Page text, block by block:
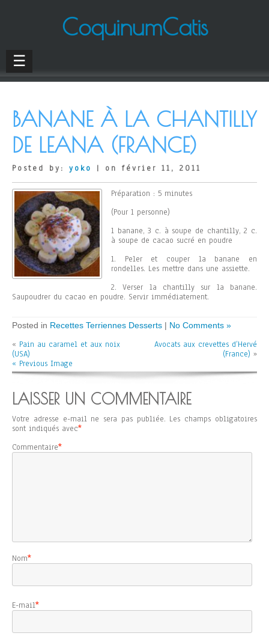
CoquinumCatis
☰
BANANE À LA CHANTILLY
DE LEANA (FRANCE)
Posted by: yoko | on février 11, 2011
Préparation : 5 minutes
(Pour 1 personne)
1 banane, 3 c. à soupe de chantilly, 2 c.
à soupe de cacao sucré en poudre
1. Peler et couper la banane en
rondelles. Les mettre dans une assiette.
2. Verser la chantilly sur la banane.
Saupoudrer du cacao en poudre. Servir immédiatement.
Posted in Recettes Terriennes Desserts | No Comments »
« Pain au caramel et aux noix
(USA)
Avocats aux crevettes d’Hervé
(France) »
« Previous Image
LAISSER UN COMMENTAIRE
Votre adresse e-mail ne sera pas publiée. Les champs obligatoires
sont indiqués avec*
Commentaire*
Nom*
E-mail*